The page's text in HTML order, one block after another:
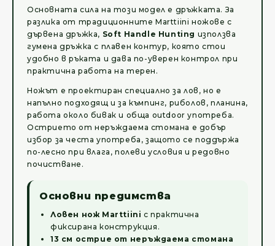
Основната сила на този модел е дръжката. За
разлика от традиционните Marttiini ножове с
дървена дръжка, Soft Handle Hunting използва
гумена дръжка с плавен контур, която стои
удобно в ръката и дава по-уверен контрол при
практична работа на терен.
Ножът е проектиран специално за лов, но е
напълно подходящ и за къмпинг, риболов, планина,
работа около бивак и обща outdoor употреба.
Острието от неръждаема стомана е добър
избор за честа употреба, защото се поддържа
по-лесно при влага, полеви условия и редовно
почистване.
Основни предимства
Ловен нож Marttiini с практична
фиксирана конструкция.
13 см острие от неръждаема стомана